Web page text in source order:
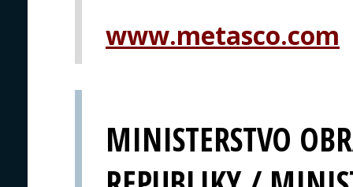
www.metasco.com
MINISTERSTVO